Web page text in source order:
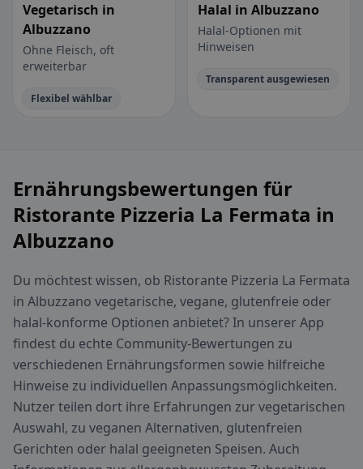
Vegetarisch in
Albuzzano
Ohne Fleisch, oft
erweiterbar
Flexibel wählbar
Halal in Albuzzano
Halal-Optionen mit
Hinweisen
Transparent ausgewiesen
Ernährungsbewertungen für
Ristorante Pizzeria La Fermata in
Albuzzano
Du möchtest wissen, ob Ristorante Pizzeria La Fermata
in Albuzzano vegetarische, vegane, glutenfreie oder
halal-konforme Optionen anbietet? In unserer App
findest du echte Community-Bewertungen zu
verschiedenen Ernährungsformen sowie hilfreiche
Hinweise zu individuellen Anpassungsmöglichkeiten.
Nutzer teilen dort ihre Erfahrungen zur vegetarischen
Auswahl, zu veganen Alternativen, glutenfreien
Gerichten oder halal geeigneten Speisen. Auch